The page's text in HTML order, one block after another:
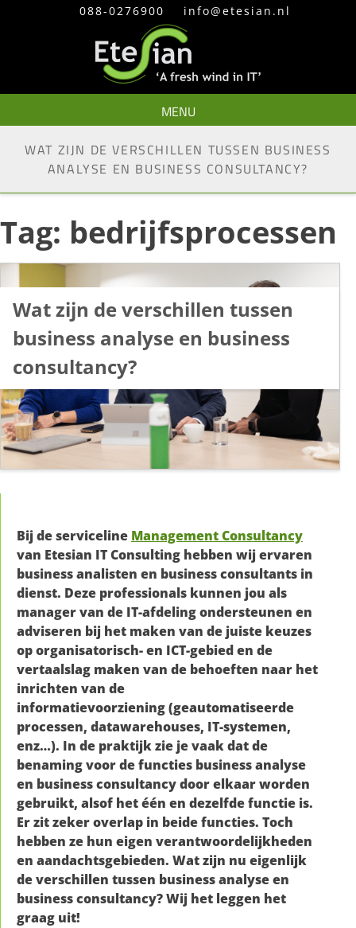
088-0276900 info@etesian.nl
MENU
WAT ZIJN DE VERSCHILLEN TUSSEN BUSINESS
ANALYSE EN BUSINESS CONSULTANCY?
Tag: bedrijfsprocessen
Wat zijn de verschillen tussen
business analyse en business
consultancy?
Bij de serviceline Management Consultancy
van Etesian IT Consulting hebben wij ervaren
business analisten en business consultants in
dienst. Deze professionals kunnen jou als
manager van de IT-afdeling ondersteunen en
adviseren bij het maken van de juiste keuzes
op organisatorisch- en ICT-gebied en de
vertaalslag maken van de behoeften naar het
inrichten van de
informatievoorziening (geautomatiseerde
processen, datawarehouses, IT-systemen,
enz…). In de praktijk zie je vaak dat de
benaming voor de functies business analyse
en business consultancy door elkaar worden
gebruikt, alsof het één en dezelfde functie is.
Er zit zeker overlap in beide functies. Toch
hebben ze hun eigen verantwoordelijkheden
en aandachtsgebieden. Wat zijn nu eigenlijk
de verschillen tussen business analyse en
business consultancy? Wij het leggen het
graag uit!